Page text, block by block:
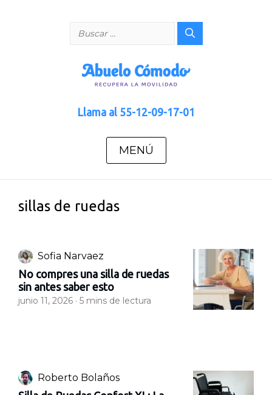
Buscar:
Llama al 55-12-09-17-01
MENÚ
sillas de ruedas
Sofia Narvaez
No compres una silla de ruedas
sin antes saber esto
junio 11, 2026 · 5 mins de lectura
Roberto Bolaños